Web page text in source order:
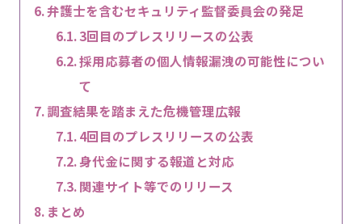
弁護士を含むセキュリティ監督委員会の発足
3回目のプレスリリースの公表
採用応募者の個人情報漏洩の可能性につい
て
調査結果を踏まえた危機管理広報
4回目のプレスリリースの公表
身代金に関する報道と対応
関連サイト等でのリリース
まとめ